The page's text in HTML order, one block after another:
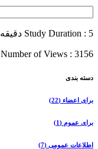
Study Duration : 5 دقیقه
Number of Views : 3156 نفر
دسته بندی
برای اعضاء (22)
برای عموم (1)
اطلاعات عمومی (7)